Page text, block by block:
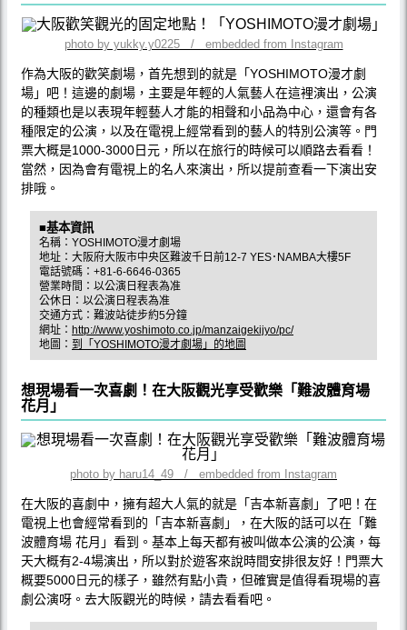
photo by yukky.y0225 / embedded from Instagram
作為大阪的歡笑劇場，首先想到的就是「YOSHIMOTO漫才劇
場」吧！這邊的劇場，主要是年輕的人氣藝人在這裡演出，公演
的種類也是以表現年輕藝人才能的相聲和小品為中心，還會有各
種限定的公演，以及在電視上經常看到的藝人的特別公演等。門
票大概是1000-3000日元，所以在旅行的時候可以順路去看看！
當然，因為會有電視上的名人來演出，所以提前查看一下演出安
排哦。
■基本資訊
名稱：YOSHIMOTO漫才劇場
地址：大阪府大阪市中央区難波千日前12-7 YES･NAMBA大樓5F
電話號碼：+81-6-6646-0365
營業時間：以公演日程表為准
公休日：以公演日程表為准
交通方式：難波站徒步約5分鐘
網址： http://www.yoshimoto.co.jp/manzaigekijyo/pc/
地圖： 到「YOSHIMOTO漫才劇場」的地圖
想現場看一次喜劇！在大阪觀光享受歡樂「難波體育場
花月」
photo by haru14_49 / embedded from Instagram
在大阪的喜劇中，擁有超大人氣的就是「吉本新喜劇」了吧！在
電視上也會經常看到的「吉本新喜劇」，在大阪的話可以在「難
波體育場 花月」看到。基本上每天都有被叫做本公演的公演，每
天大概有2-4場演出，所以對於遊客來說時間安排很友好！門票大
概要5000日元的樣子，雖然有點小貴，但確實是值得看現場的喜
劇公演呀。去大阪觀光的時候，請去看看吧。